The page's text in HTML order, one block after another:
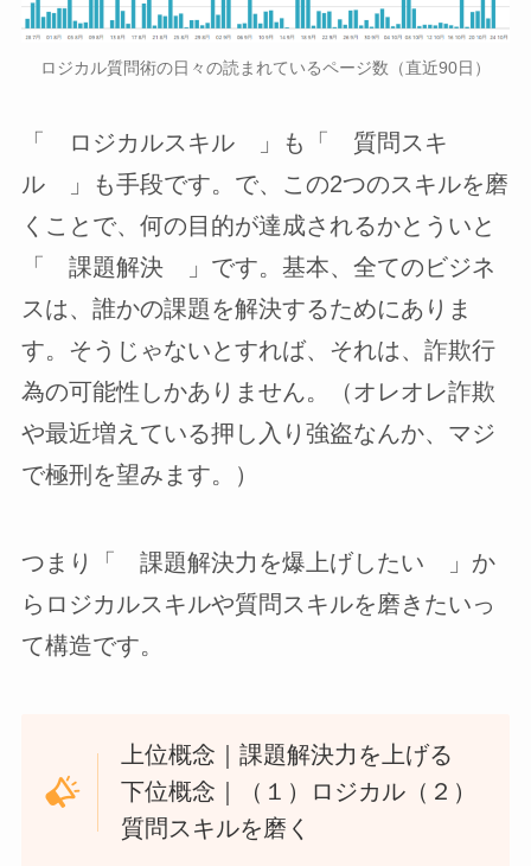
ロジカル質問術の日々の読まれているページ数（直近90日）
「 ロジカルスキル 」も「 質問スキ
ル 」も手段です。で、この2つのスキルを磨
くことで、何の目的が達成されるかとういと
「 課題解決 」です。基本、全てのビジネ
スは、誰かの課題を解決するためにありま
す。そうじゃないとすれば、それは、詐欺行
為の可能性しかありません。（オレオレ詐欺
や最近増えている押し入り強盗なんか、マジ
で極刑を望みます。）
つまり「 課題解決力を爆上げしたい 」か
らロジカルスキルや質問スキルを磨きたいっ
て構造です。
上位概念｜課題解決力を上げる
下位概念｜（１）ロジカル（２）
質問スキルを磨く